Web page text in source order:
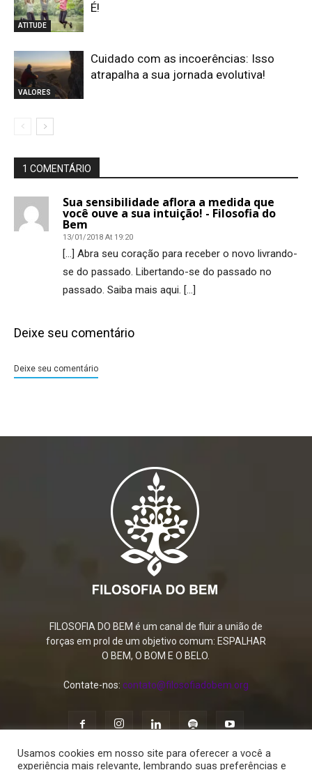
ATITUDE
É!
VALORES
Cuidado com as incoerências: Isso
atrapalha a sua jornada evolutiva!
1 COMENTÁRIO
Sua sensibilidade aflora a medida que
você ouve a sua intuição! - Filosofia do
Bem
13/01/2018 At 19:20
[…] Abra seu coração para receber o novo livrando-
se do passado. Libertando-se do passado no
passado. Saiba mais aqui. […]
Deixe seu comentário
Deixe seu comentário
FILOSOFIA DO BEM é um canal de fluir a união de
forças em prol de um objetivo comum: ESPALHAR
O BEM, O BOM E O BELO.
Contate-nos: contato@filosofiadobem.org
Usamos cookies em nosso site para oferecer a você a
experiência mais relevante, lembrando suas preferências e